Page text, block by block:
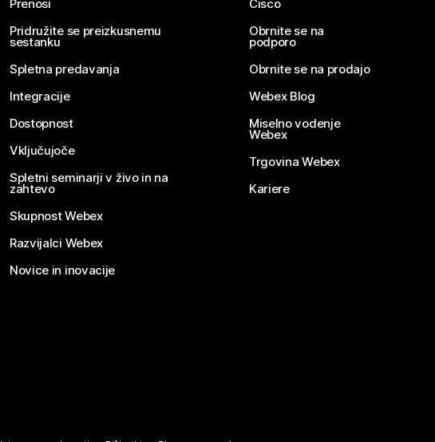
Prenosi
Pridružite se preizkusnemu
sestanku
Spletna predavanja
Integracije
Dostopnost
Vključujoče
Spletni seminarji v živo in na
zahtevo
Skupnost Webex
Razvijalci Webex
Novice in inovacije
Cisco
Obrnite se na
podporo
Obrnite se na prodajo
Webex Blog
Miselno vodenje
Webex
Trgovina Webex
Kariere